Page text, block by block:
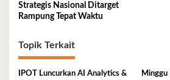
Strategis Nasional Ditarget
Rampung Tepat Waktu
Topik Terkait
IPOT Luncurkan AI Analytics &
Minggu